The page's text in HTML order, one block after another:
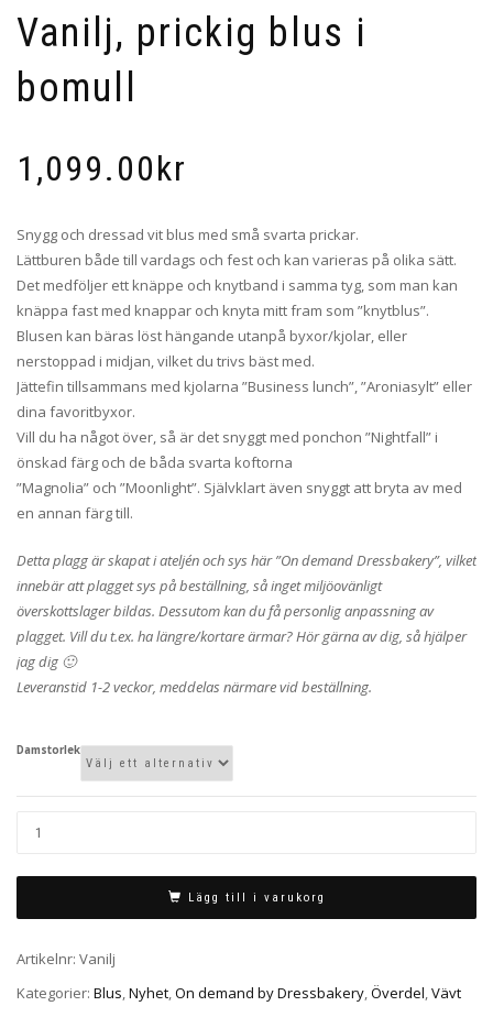
Vanilj, prickig blus i
bomull
1,099.00kr
Snygg och dressad vit blus med små svarta prickar.
Lättburen både till vardags och fest och kan varieras på olika sätt.
Det medföljer ett knäppe och knytband i samma tyg, som man kan
knäppa fast med knappar och knyta mitt fram som ”knytblus”.
Blusen kan bäras löst hängande utanpå byxor/kjolar, eller
nerstoppad i midjan, vilket du trivs bäst med.
Jättefin tillsammans med kjolarna ”Business lunch”, ”Aroniasylt” eller
dina favoritbyxor.
Vill du ha något över, så är det snyggt med ponchon ”Nightfall” i
önskad färg och de båda svarta koftorna
”Magnolia” och ”Moonlight”. Självklart även snyggt att bryta av med
en annan färg till.
Detta plagg är skapat i ateljén och sys här ”On demand Dressbakery”, vilket
innebär att plagget sys på beställning, så inget miljöovänligt
överskottslager bildas. Dessutom kan du få personlig anpassning av
plagget. Vill du t.ex. ha längre/kortare ärmar? Hör gärna av dig, så hjälper
jag dig 🙂
Leveranstid 1-2 veckor, meddelas närmare vid beställning.
Damstorlek
Lägg till i varukorg
Artikelnr: Vanilj
Kategorier: Blus Nyhet On demand by Dressbakery Överdel Vävt